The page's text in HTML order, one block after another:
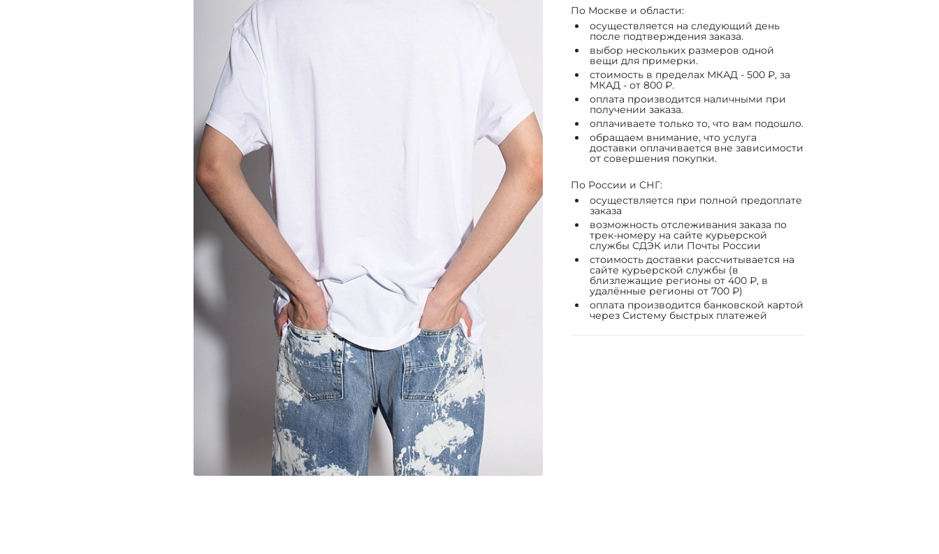
По Москве и области:
осуществляется на следующий день
после подтверждения заказа.
выбор нескольких размеров одной
вещи для примерки.
стоимость в пределах МКАД - 500 ₽, за
МКАД - от 800 ₽.
оплата производится наличными при
получении заказа.
оплачиваете только то, что вам подошло.
обращаем внимание, что услуга
доставки оплачивается вне зависимости
от совершения покупки.
По России и СНГ:
осуществляется при полной предоплате
заказа
возможность отслеживания заказа по
трек-номеру на сайте курьерской
службы СДЭК или Почты России
стоимость доставки рассчитывается на
сайте курьерской службы (в
близлежащие регионы от 400 ₽, в
удалённые регионы от 700 ₽)
оплата производится банковской картой
через Систему быстрых платежей